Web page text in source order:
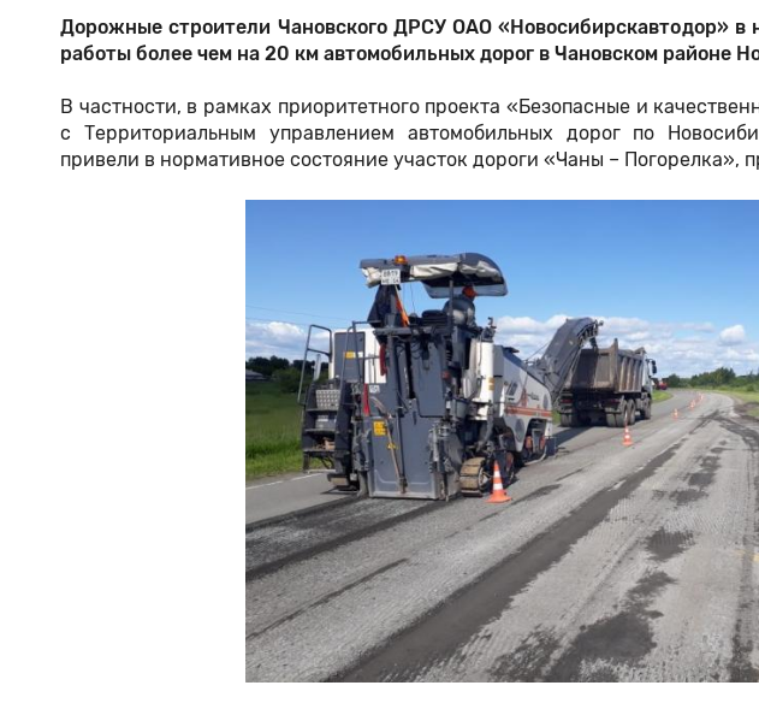
Дорожные строители Чановского ДРСУ ОАО «Новосибирскавтодор»
работы более чем на 20 км автомобильных дорог в Чановском районе
В частности, в рамках приоритетного проекта «Безопасные и
с Территориальным управлением автомобильных дорог по
привели в нормативное состояние участок дороги «Чаны – Погорелка»,